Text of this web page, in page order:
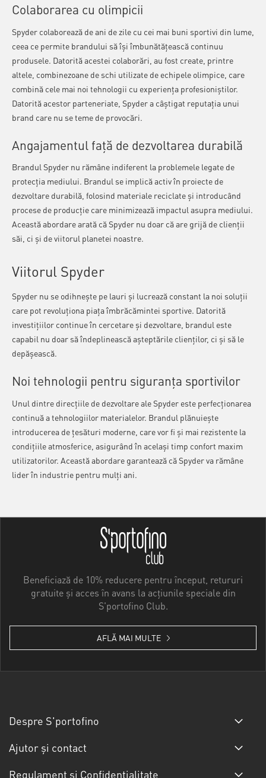
Colaborarea cu olimpicii
Spyder colaborează de ani de zile cu cei mai buni sportivi din lume,
ceea ce permite brandului să își îmbunătățească continuu
produsele. Datorită acestei colaborări, au fost create, printre
altele, combinezoane de schi utilizate de echipele olimpice, care
combină cele mai noi tehnologii cu experiența profesioniștilor.
Datorită acestor parteneriate, Spyder a câștigat reputația unui
brand care nu se teme de provocări.
Angajamentul față de dezvoltarea durabilă
Brandul Spyder nu rămâne indiferent la problemele legate de
protecția mediului. Brandul se implică activ în proiecte de
dezvoltare durabilă, folosind materiale reciclate și introducând
procese de producție care minimizează impactul asupra mediului.
Această abordare arată că Spyder nu doar că are grijă de clienții
săi, ci și de viitorul planetei noastre.
Viitorul Spyder
Spyder nu se odihnește pe lauri și lucrează constant la noi soluții
care pot revoluționa piața îmbrăcămintei sportive. Datorită
investițiilor continue în cercetare și dezvoltare, brandul este
capabil nu doar să îndeplinească așteptările clienților, ci și să le
depășească.
Noi tehnologii pentru siguranța sportivilor
Unul dintre direcțiile de dezvoltare ale Spyder este perfecționarea
continuă a tehnologiilor materialelor. Brandul plănuiește
introducerea de țesături moderne, care vor fi și mai rezistente la
condițiile atmosferice, asigurând în același timp confort maxim
utilizatorilor. Această abordare garantează că Spyder va rămâne
lider în industrie pentru mulți ani.
Beneficiază de 10% reducere pentru început, retururi
gratuite și acces în avans la acțiunile speciale din
S'portofino Club.
AFLĂ MAI MULTE
Despre S'portofino
Ajutor și contact
Regulament și Confidențialitate